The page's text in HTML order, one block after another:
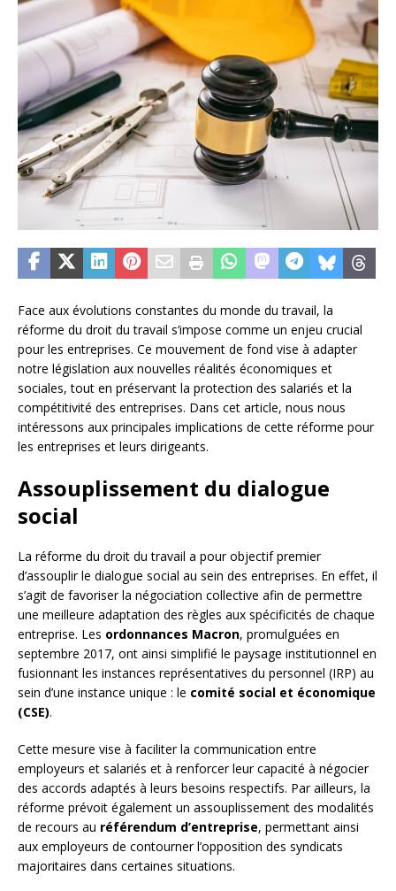
Face aux évolutions constantes du monde du travail, la
réforme du droit du travail s’impose comme un enjeu crucial
pour les entreprises. Ce mouvement de fond vise à adapter
notre législation aux nouvelles réalités économiques et
sociales, tout en préservant la protection des salariés et la
compétitivité des entreprises. Dans cet article, nous nous
intéressons aux principales implications de cette réforme pour
les entreprises et leurs dirigeants.
Assouplissement du dialogue
social
La réforme du droit du travail a pour objectif premier
d’assouplir le dialogue social au sein des entreprises. En effet, il
s’agit de favoriser la négociation collective afin de permettre
une meilleure adaptation des règles aux spécificités de chaque
entreprise. Les ordonnances Macron, promulguées en
septembre 2017, ont ainsi simplifié le paysage institutionnel en
fusionnant les instances représentatives du personnel (IRP) au
sein d’une instance unique : le comité social et économique
(CSE).
Cette mesure vise à faciliter la communication entre
employeurs et salariés et à renforcer leur capacité à négocier
des accords adaptés à leurs besoins respectifs. Par ailleurs, la
réforme prévoit également un assouplissement des modalités
de recours au référendum d’entreprise, permettant ainsi
aux employeurs de contourner l’opposition des syndicats
majoritaires dans certaines situations.